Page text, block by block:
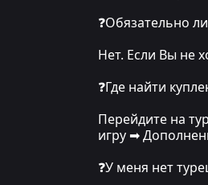
❓Обязательно
Нет. Если Вы не
❓Где найти
Перейдите на
игру ➡
❓У меня нет